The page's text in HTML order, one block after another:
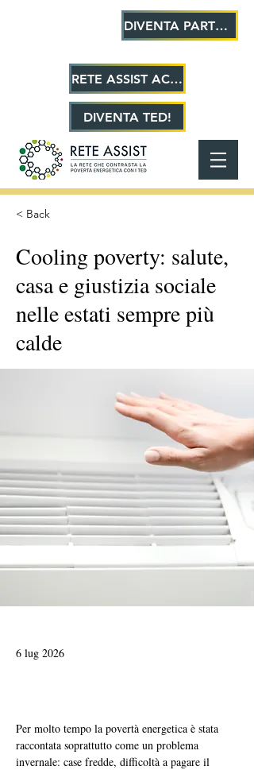
DIVENTA PARTNER!
RETE ASSIST ACADEMY
DIVENTA TED!
< Back
Cooling poverty: salute,
casa e giustizia sociale
nelle estati sempre più
calde
6 lug 2026
Per molto tempo la povertà energetica è stata
raccontata soprattutto come un problema
invernale: case fredde, difficoltà a pagare il